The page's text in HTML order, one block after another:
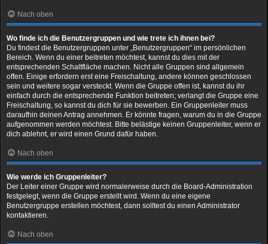
Nach oben
Wo finde ich die Benutzergruppen und wie trete ich ihnen bei?
Du findest die Benutzergruppen unter „Benutzergruppen“ im persönlichen
Bereich. Wenn du einer beitreten möchtest, kannst du dies mit der
entsprechenden Schaltfläche machen. Nicht alle Gruppen sind allgemein
offen. Einige erfordern erst eine Freischaltung, andere können geschlossen
sein und weitere sogar versteckt. Wenn die Gruppe offen ist, kannst du ihr
einfach durch die entsprechende Funktion beitreten; verlangt die Gruppe eine
Freischaltung, so kannst du dich für sie bewerben. Ein Gruppenleiter muss
daraufhin deinen Antrag annehmen. Er könnte fragen, warum du in die Gruppe
aufgenommen werden möchtest. Bitte belästige keinen Gruppenleiter, wenn er
dich ablehnt, er wird einen Grund dafür haben.
Nach oben
Wie werde ich Gruppenleiter?
Der Leiter einer Gruppe wird normalerweise durch die Board-Administration
festgelegt, wenn die Gruppe erstellt wird. Wenn du eine eigene
Benutzergruppe erstellen möchtest, dann solltest du einen Administrator
kontaktieren.
Nach oben